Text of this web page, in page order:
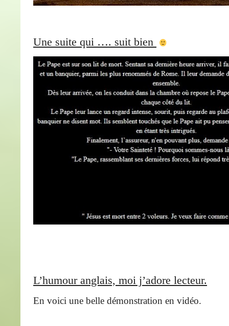
Une suite qui …. suit bien
L’humour anglais, moi j’adore lecteur.
En voici une belle démonstration en vidéo.